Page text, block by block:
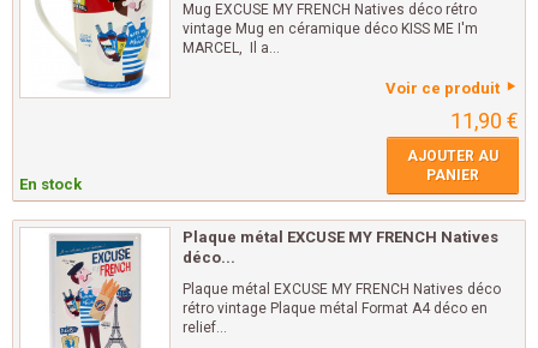
Mug EXCUSE MY FRENCH Natives déco rétro
vintage Mug en céramique déco KISS ME I'm
MARCEL, Il a...
Voir ce produit
11,90 €
En stock
AJOUTER AU
PANIER
Plaque métal EXCUSE MY FRENCH Natives
déco...
Plaque métal EXCUSE MY FRENCH Natives déco
rétro vintage Plaque métal Format A4 déco en
relief...